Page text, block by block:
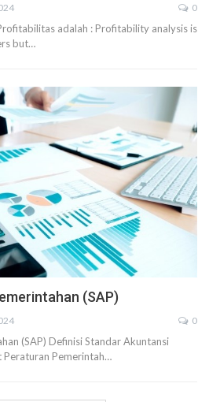
0
adalah : Profitability analysis is
but…
(SAP)
0
(SAP) Definisi Standar Akuntansi
Peraturan Pemerintah…